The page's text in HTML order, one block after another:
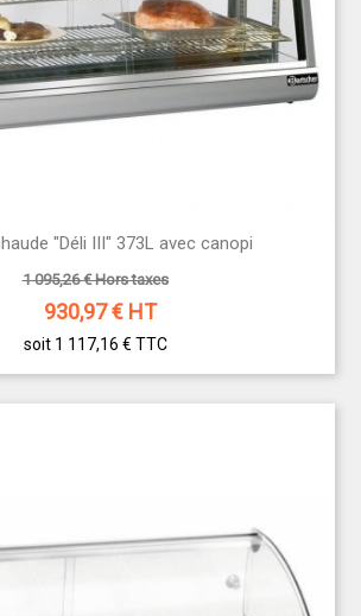
"Déli III" 373L avec canopi
1 095,26 € Hors taxes
930,97€ HT
soit 1 117,16 € TTC